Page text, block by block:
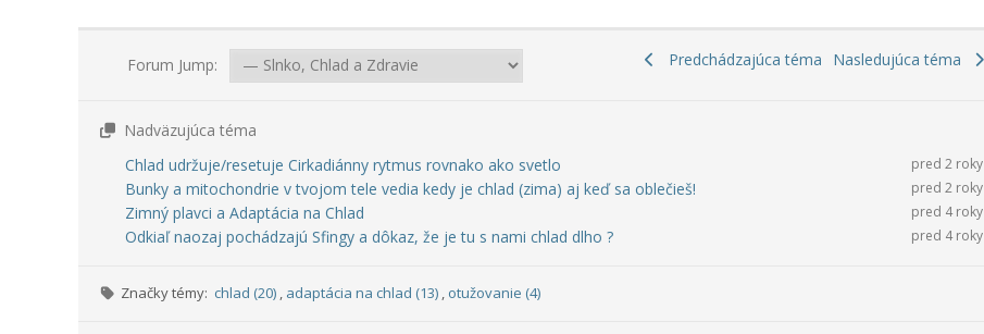
Forum Jump: Predchádzajúca téma Nasledujúca téma
Nadväzujúca téma
Chlad udržuje/resetuje Cirkadiánny rytmus rovnako ako svetlo
pred 2 roky
Bunky a mitochondrie v tvojom tele vedia kedy je chlad (zima) aj keď sa oblečieš! pred 2 roky
Zimný plavci a Adaptácia na Chlad pred 4 roky
Odkiaľ naozaj pochádzajú Sfingy a dôkaz, že je tu s nami chlad dlho ? pred 4 roky
Značky témy: chlad (20) , adaptácia na chlad (13) , otužovanie (4)